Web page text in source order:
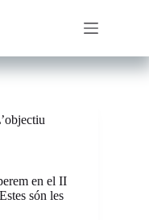
en el II
són les